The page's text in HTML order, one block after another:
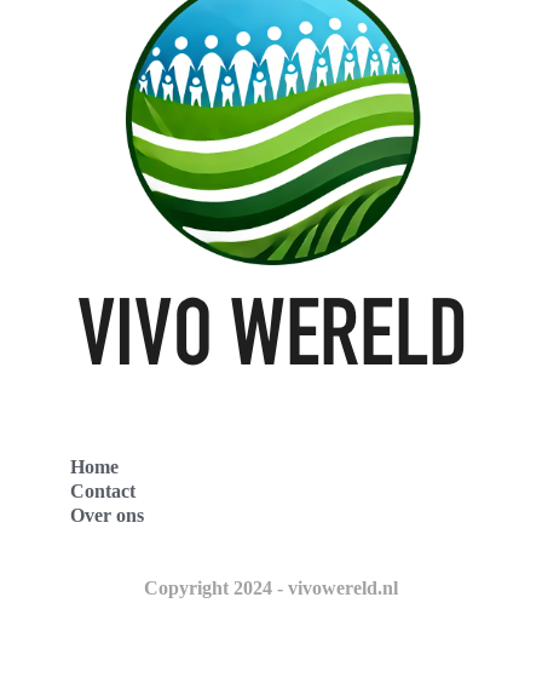
Home
Contact
Over ons
Copyright 2024 - vivowereld.nl